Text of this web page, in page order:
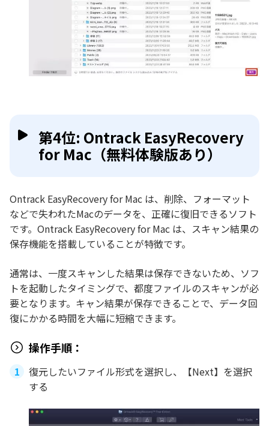
第4位: Ontrack EasyRecovery
for Mac（無料体験版あり）
Ontrack EasyRecovery for Mac は、削除、フォーマット
などで失われたMacのデータを、正確に復旧できるソフト
です。Ontrack EasyRecovery for Mac は、スキャン結果の
保存機能を搭載していることが特徴です。
通常は、一度スキャンした結果は保存できないため、ソフ
トを起動したタイミングで、都度ファイルのスキャンが必
要となります。キャン結果が保存できることで、データ回
復にかかる時間を大幅に短縮できます。
操作手順：
復元したいファイル形式を選択し、【Next】を選択
する